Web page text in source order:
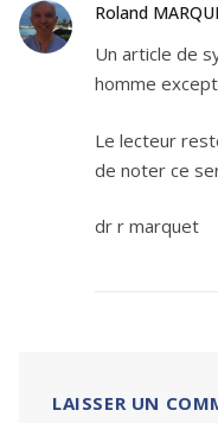
Roland
Un article de
homme
Le lecteur
de noter ce
dr r marquet
LAISSER UN